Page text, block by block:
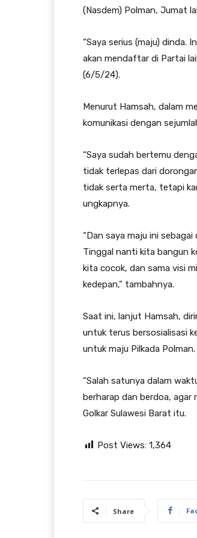
(Nasdem) Polman, Jumat
“Saya serius (maju) dinda.
akan mendaftar di Partai
(6/5/24).
Menurut Hamsah, dalam
komunikasi dengan
“Saya sudah bertemu
tidak terlepas dari
tidak serta merta, tetapi
ungkapnya.
“Dan saya maju ini
Tinggal nanti kita bangun
kita cocok, dan sama visi
kedepan,” tambahnya.
Saat ini, lanjut Hamsah,
untuk terus bersosialisasi
untuk maju Pilkada Polman.
“Salah satunya dalam
berharap dan berdoa, agar
Golkar Sulawesi Barat itu.
Post Views: 1,364
Share